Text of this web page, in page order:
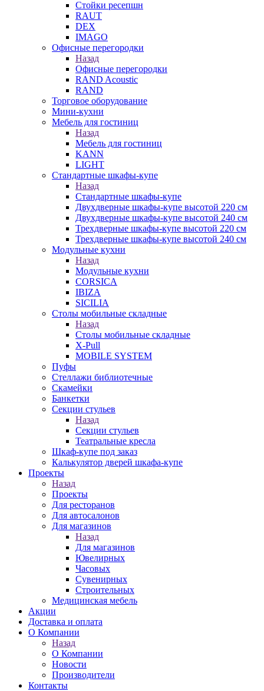
Стойки ресепшн
RAUT
DEX
IMAGO
Офисные перегородки
Назад
Офисные перегородки
RAND Acoustic
RAND
Торговое оборудование
Мини-кухни
Мебель для гостиниц
Назад
Мебель для гостиниц
KANN
LIGHT
Стандартные шкафы-купе
Назад
Стандартные шкафы-купе
Двухдверные шкафы-купе высотой 220 см
Двухдверные шкафы-купе высотой 240 см
Трехдверные шкафы-купе высотой 220 см
Трехдверные шкафы-купе высотой 240 см
Модульные кухни
Назад
Модульные кухни
CORSICA
IBIZA
SICILIA
Столы мобильные складные
Назад
Столы мобильные складные
X-Pull
MOBILE SYSTEM
Пуфы
Стеллажи библиотечные
Скамейки
Банкетки
Секции стульев
Назад
Секции стульев
Театральные кресла
Шкаф-купе под заказ
Калькулятор дверей шкафа-купе
Проекты
Назад
Проекты
Для ресторанов
Для автосалонов
Для магазинов
Назад
Для магазинов
Ювелирных
Часовых
Сувенирных
Строительных
Медицинская мебель
Акции
Доставка и оплата
О Компании
Назад
О Компании
Новости
Производители
Контакты